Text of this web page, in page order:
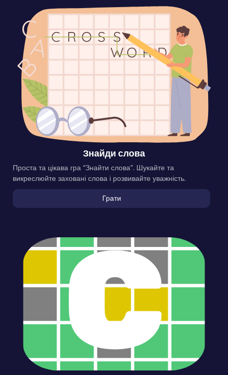
Знайди слова
Проста та цікава гра “Знайти слова”. Шукайте та
викреслюйте заховані слова і розвивайте уважність.
Грати